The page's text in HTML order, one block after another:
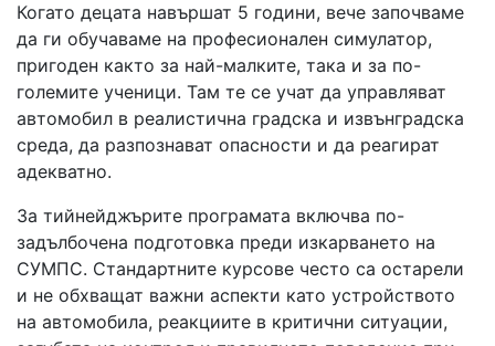
Когато децата навършат 5 години, вече започваме
да ги обучаваме на професионален симулатор,
пригоден както за най-малките, така и за по-
големите ученици. Там те се учат да управляват
автомобил в реалистична градска и извънградска
среда, да разпознават опасности и да реагират
адекватно.
За тийнейджърите програмата включва по-
задълбочена подготовка преди изкарването на
СУМПС. Стандартните курсове често са остарели
и не обхващат важни аспекти като устройството
на автомобила, реакциите в критични ситуации,